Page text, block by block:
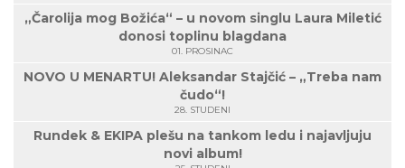
„Čarolija mog Božića“ – u novom singlu Laura Miletić
donosi toplinu blagdana
01. PROSINAC
NOVO U MENARTU! Aleksandar Stajčić – „Treba nam
čudo“!
28. STUDENI
Rundek & EKIPA plešu na tankom ledu i najavljuju
novi album!